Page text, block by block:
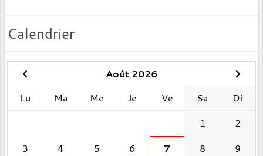
Calendrier
Août 2026
Lu
Ma Me Je Ve Sa
Di
1
2
3
4 5 6 7 8
9